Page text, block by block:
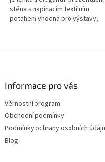
stěna s napínacím textilním
potahem vhodná pro výstavy,
Informace pro vás
Věrnostní program
Obchodní podmínky
Podmínky ochrany osobních údajů
Blog